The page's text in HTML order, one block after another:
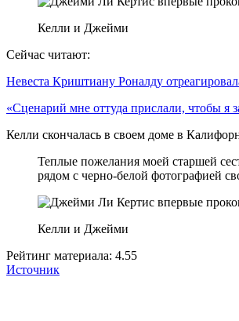
Келли и Джейми
Сейчас читают:
Невеста Криштиану Роналду
«Сценарий мне оттуда прислали, чтобы я
Келли скончалась в своем доме в
Теплые пожелания моей старшей
рядом с черно-белой фотографией
Келли и Джейми
Рейтинг материала: 4.55
Источник